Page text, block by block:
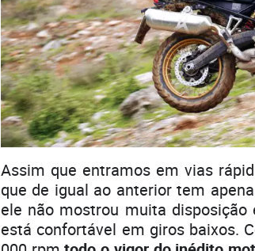
Assim que entramos em vias
que de igual ao anterior tem
ele não mostrou muita
está confortável em giros baixos.